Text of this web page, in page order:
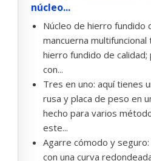
núcleo...
Núcleo de hierro fundido
mancuerna multifuncional
hierro fundido de
con...
Tres en uno: aquí tienes
rusa y placa de peso en
hecho para varios
este...
Agarre cómodo y
con una curva